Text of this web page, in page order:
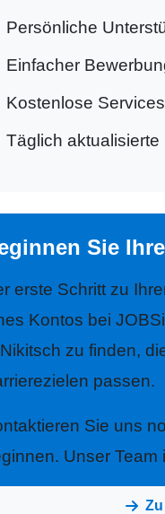
Persönliche
Einfacher
Kostenlose
Täglich
Sie
erste Schritt zu
Kontos bei
zu finden,
passen.
Sie uns
Unser Team